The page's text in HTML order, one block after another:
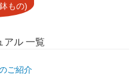
もの)
アル 一覧
ご紹介